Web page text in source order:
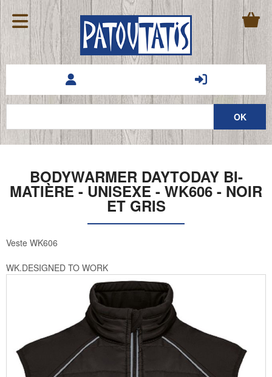
BODYWARMER DAYTODAY BI-
MATIÈRE - UNISEXE - WK606 - NOIR
ET GRIS
Veste WK606
WK.DESIGNED TO WORK